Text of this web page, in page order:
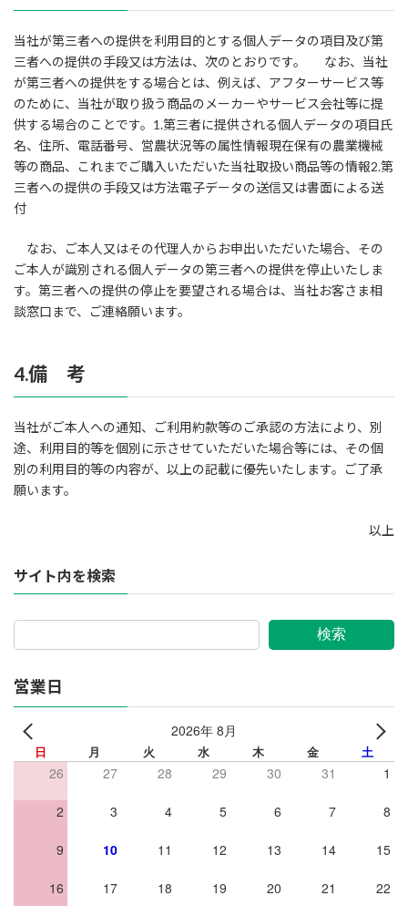
当社が第三者への提供を利用目的とする個人データの項目及び第
三者への提供の手段又は方法は、次のとおりです。 なお、当社
が第三者への提供をする場合とは、例えば、アフターサービス等
のために、当社が取り扱う商品のメーカーやサービス会社等に提
供する場合のことです。1.第三者に提供される個人データの項目氏
名、住所、電話番号、営農状況等の属性情報現在保有の農業機械
等の商品、これまでご購入いただいた当社取扱い商品等の情報2.第
三者への提供の手段又は方法電子データの送信又は書面による送
付
なお、ご本人又はその代理人からお申出いただいた場合、その
ご本人が識別される個人データの第三者への提供を停止いたしま
す。第三者への提供の停止を要望される場合は、当社お客さま相
談窓口まで、ご連絡願います。
4.備 考
当社がご本人への通知、ご利用約款等のご承認の方法により、別
途、利用目的等を個別に示させていただいた場合等には、その個
別の利用目的等の内容が、以上の記載に優先いたします。ご了承
願います。
以上
サイト内を検索
検索
営業日
2026年 8月
日 月 火 水 木 金 土
26 27 28 29 30 31 1
2 3 4 5 6 7 8
9 10 11 12 13 14 15
16 17 18 19 20 21 22